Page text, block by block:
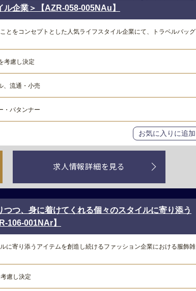
企業＞【AZR-058-005NAu】
とをコンセプトとした人気ライフスタイル企業にて、トラベルバッグ
考慮し決定
、流通・小売
・パタンナー
お気に入りに追加
求人情報詳細を見る
つ、身に着けてくれる個々のスタイルに寄り添う
106-001NAr】
に寄り添うアイテムを創造し続けるファッション企業における服飾雑
慮し決定